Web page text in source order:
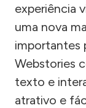
experiência
uma nova
importantes
Webstories
texto e
atrativo e